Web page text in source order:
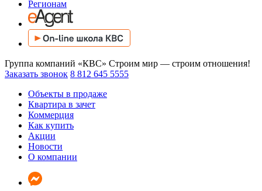
Регионам
Группа компаний «КВС» Строим мир — строим отношения!
Заказать звонок 8 812 645 5555
Объекты в продаже
Квартира в зачет
Коммерция
Как купить
Акции
Новости
О компании